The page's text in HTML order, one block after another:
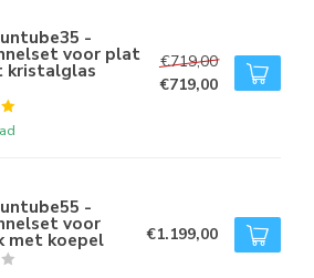
-
voor plat
kristalglas
€719,00
€719,00
-
voor
met koepel €1.199,00